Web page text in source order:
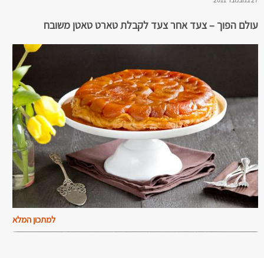
עולם הפוך – צעד אחר צעד לקבלת טארט טאטן משובח
למתכון המלא